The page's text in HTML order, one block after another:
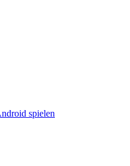
spielen